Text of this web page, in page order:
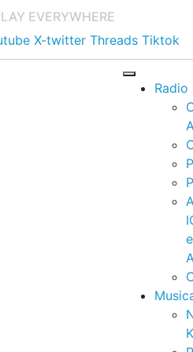
EVERYWHERE
X-twitter Threads Tiktok
Radio
e